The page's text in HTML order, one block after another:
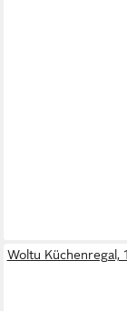
Woltu Küchenregal,